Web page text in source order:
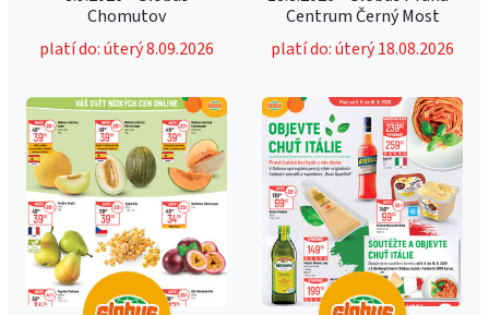
Chomutov
platí do: úterý 8.09.2026
Centrum Černý Most
platí do: úterý 18.08.2026